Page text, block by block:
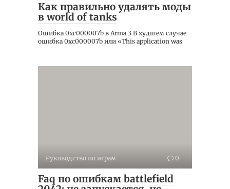
Как правильно удалять моды
в world of tanks
Ошибка 0xc000007b в Arma 3 В худшем случае
ошибка 0xc000007b или «This application was
Руководство по играм 0
Faq по ошибкам battlefield